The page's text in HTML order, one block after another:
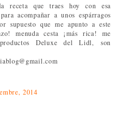
receta que traes hoy con esa
acompañar a unos espárragos
supuesto que me apunto a este
menuda cesta ¡más rica! me
Deluxe del Lidl, son
2014